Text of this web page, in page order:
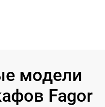
модели
Fagor